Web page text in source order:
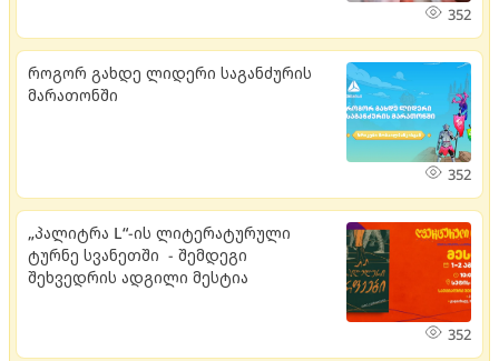
352
როგორ გახდე ლიდერი საგანძურის
მარათონში
352
„პალიტრა L“-ის ლიტერატურული
ტურნე სვანეთში - შემდეგი
შეხვედრის ადგილი მესტია
352